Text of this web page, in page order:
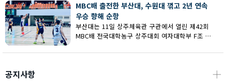
MBC배 출전한 부산대, 수원대 꺾고 2년 연속
우승 향해 순항
부산대는 11일 상주체육관 구관에서 열린 제42회
MBC배 전국대학농구 상주대회 여자대학부 F조 예
공지사항 ┼